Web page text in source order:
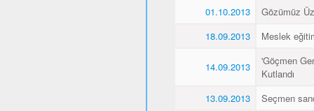
01.10.2013
Gözümüz
18.09.2013
Meslek
14.09.2013
'Göçmen
Kutlandı
13.09.2013
Seçmen